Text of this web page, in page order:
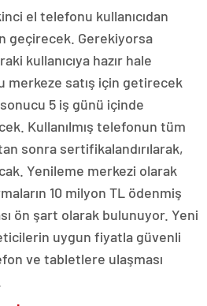
el telefonu kullanıcıdan
geçirecek. Gerekiyorsa
kullanıcıya hazır hale
merkeze satış için getirecek
5 iş günü içinde
Kullanılmış telefonun tüm
sonra sertifikalandırılarak,
Yenileme merkezi olarak
10 milyon TL ödenmiş
ön şart olarak bulunuyor. Yeni
uygun fiyatla güvenli
ve tabletlere ulaşması